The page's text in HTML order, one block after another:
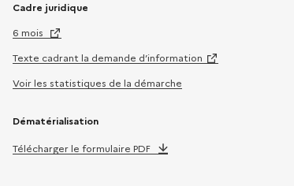
Cadre juridique
6 mois
Texte cadrant la demande d’information
Voir les statistiques de la démarche
Dématérialisation
Télécharger le formulaire PDF